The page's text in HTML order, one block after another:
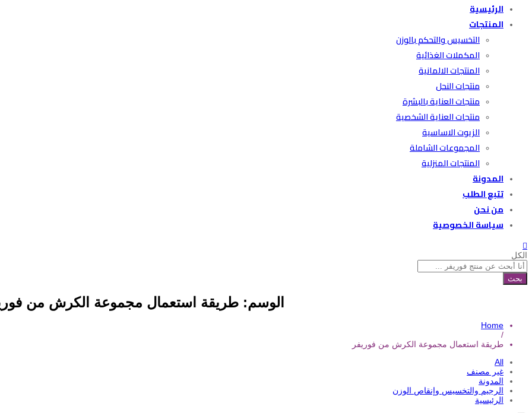
الرئيسية
المنتجات
التخسيس والتحكم بالوزن
المكملات الغذائية
المنتجات الالمانية
منتجات النحل
منتجات العناية بالبشرة
منتجات العناية الشخصية
الزيوت الاساسية
المجموعات الشاملة
المنتجات المنزلية
المدونة
تتبع الطلب
من نحن
سياسة الخصوصية
الكل
بحث
الوسم:طريقة استعمال مجموعة الكرش من
Home
/
طريقة استعمال مجموعة الكرش من فوريفر
All
غير مصنف
المدونة
الرجيم والتخسيس وإنقاص الوزن
الرئيسية